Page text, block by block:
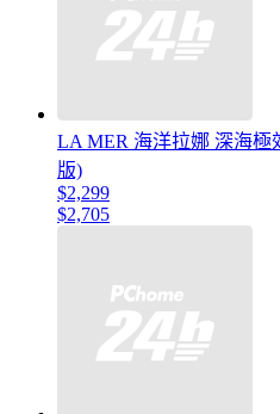
LA MER 海洋拉娜 深海極
版)
$2,299
$2,705